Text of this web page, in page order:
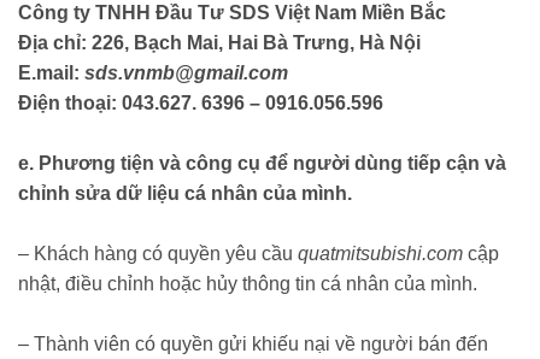
Công ty TNHH Đầu Tư SDS Việt Nam Miền Bắc
Địa chỉ: 226, Bạch Mai, Hai Bà Trưng, Hà Nội
E.mail: sds.vnmb@gmail.com
Điện thoại: 043.627. 6396 – 0916.056.596
e. Phương tiện và công cụ để người dùng tiếp cận và
chỉnh sửa dữ liệu cá nhân của mình.
– Khách hàng có quyền yêu cầu quatmitsubishi.com cập
nhật, điều chỉnh hoặc hủy thông tin cá nhân của mình.
– Thành viên có quyền gửi khiếu nại về người bán đến